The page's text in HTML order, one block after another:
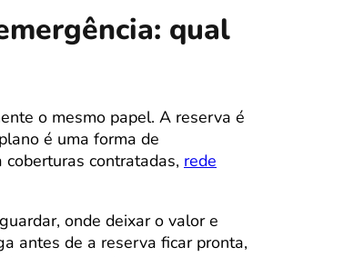
qual
o mesmo papel. A reserva é
é uma forma de
coberturas contratadas, rede
onde deixar o valor e
antes de a reserva ficar pronta,